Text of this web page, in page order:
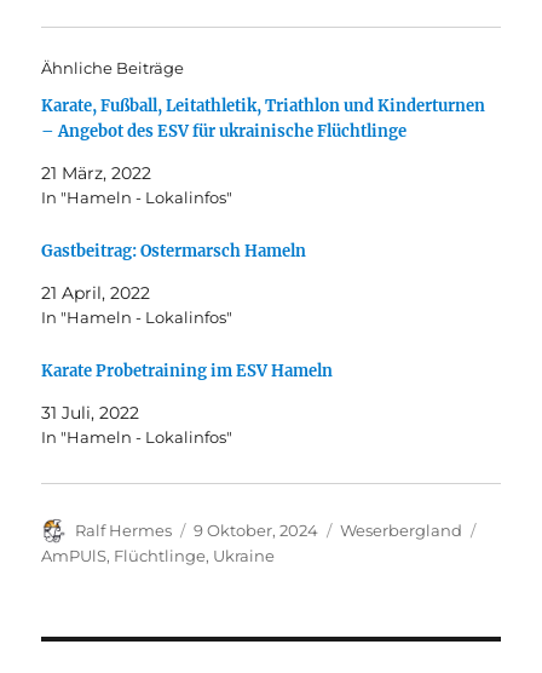
Ähnliche Beiträge
Karate, Fußball, Leitathletik, Triathlon und Kinderturnen
– Angebot des ESV für ukrainische Flüchtlinge
21 März, 2022
In "Hameln - Lokalinfos"
Gastbeitrag: Ostermarsch Hameln
21 April, 2022
In "Hameln - Lokalinfos"
Karate Probetraining im ESV Hameln
31 Juli, 2022
In "Hameln - Lokalinfos"
Autor
Ralf Hermes
Veröffentlicht
am
9 Oktober, 2024 Kategorien
Weserbergland
AmPUlS, Flüchtlinge, Ukraine